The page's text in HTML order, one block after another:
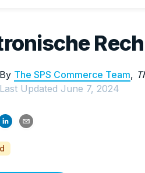
By The SPS Commerce Team,
Last Updated June 7, 2024